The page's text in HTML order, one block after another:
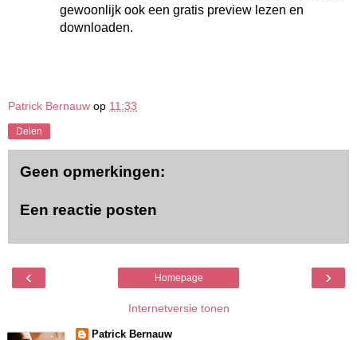
gewoonlijk ook een gratis preview lezen en
downloaden.
Patrick Bernauw op 11:33
Delen
Geen opmerkingen:
Een reactie posten
‹ ›
Homepage
Internetversie tonen
Patrick Bernauw